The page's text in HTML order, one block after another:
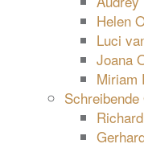
Helen
Luci
Joana
Miriam